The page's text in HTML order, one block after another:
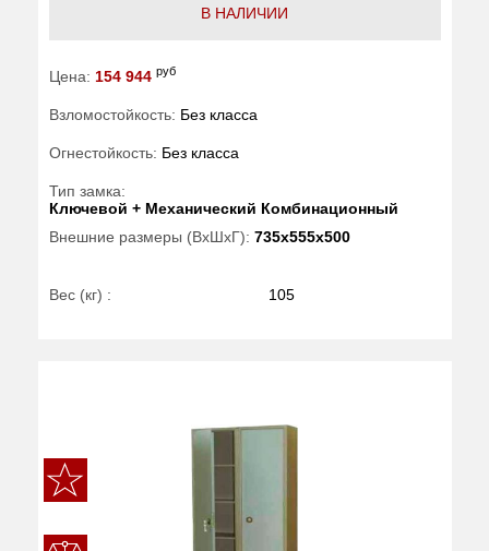
В НАЛИЧИИ
Цена: 154 944 руб
Взломостойкость: Без класса
Огнестойкость: Без класса
Тип замка:
Ключевой + Механический Комбинационный
Внешние размеры (ВхШхГ): 735x555x500
Вес (кг) : 105